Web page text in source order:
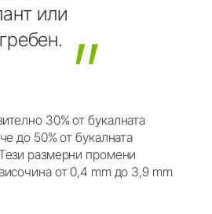
или
гребен.
30% от букалната
до 50% от букалната
размерни промени
от 0,4 mm до 3,9 mm